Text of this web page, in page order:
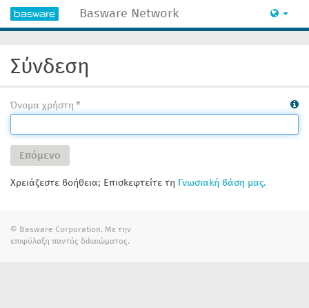
Basware Network
Σύνδεση
Όνομα χρήστη
Επόμενο
Χρειάζεστε βοήθεια; Επισκεφτείτε τη Γνωσιακή βάση μας.
© Basware Corporation. Με την
επιφύλαξη παντός δικαιώματος.